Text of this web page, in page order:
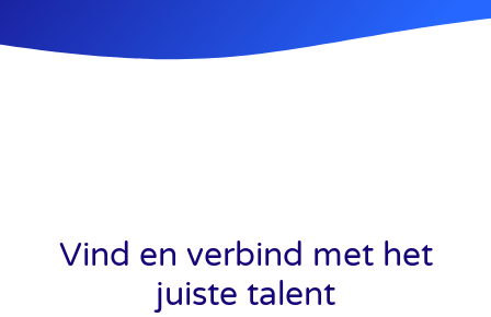
Vind en verbind met het
juiste talent